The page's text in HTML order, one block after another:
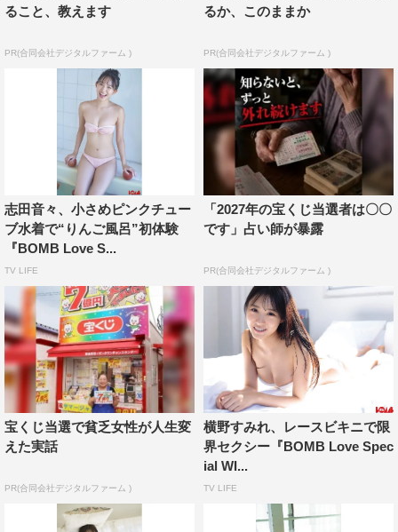
ること、教えます
PR(合同会社デジタルファーム )
るか、このままか
PR(合同会社デジタルファーム )
志田音々、小さめピンクチュー
ブ水着で“りんご風呂”初体験
『BOMB Love S...
TV LIFE
「2027年の宝くじ当選者は〇〇
です」占い師が暴露
PR(合同会社デジタルファーム )
宝くじ当選で貧乏女性が人生変
えた実話
PR(合同会社デジタルファーム )
横野すみれ、レースビキニで限
界セクシー『BOMB Love Spec
ial WI...
TV LIFE